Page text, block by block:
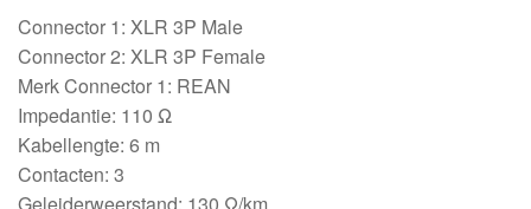
Connector 1: XLR 3P Male
Connector 2: XLR 3P Female
Merk Connector 1: REAN
Impedantie: 110 Ω
Kabellengte: 6 m
Contacten: 3
Geleiderweerstand: 130 Ω/km